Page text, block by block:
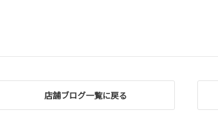
店舗ブログ一覧に戻る